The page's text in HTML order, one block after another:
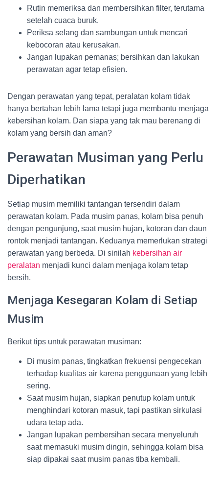
Rutin memeriksa dan membersihkan filter, terutama
setelah cuaca buruk.
Periksa selang dan sambungan untuk mencari
kebocoran atau kerusakan.
Jangan lupakan pemanas; bersihkan dan lakukan
perawatan agar tetap efisien.
Dengan perawatan yang tepat, peralatan kolam tidak
hanya bertahan lebih lama tetapi juga membantu menjaga
kebersihan kolam. Dan siapa yang tak mau berenang di
kolam yang bersih dan aman?
Perawatan Musiman yang Perlu
Diperhatikan
Setiap musim memiliki tantangan tersendiri dalam
perawatan kolam. Pada musim panas, kolam bisa penuh
dengan pengunjung, saat musim hujan, kotoran dan daun
rontok menjadi tantangan. Keduanya memerlukan strategi
perawatan yang berbeda. Di sinilah kebersihan air
peralatan menjadi kunci dalam menjaga kolam tetap
bersih.
Menjaga Kesegaran Kolam di Setiap
Musim
Berikut tips untuk perawatan musiman:
Di musim panas, tingkatkan frekuensi pengecekan
terhadap kualitas air karena penggunaan yang lebih
sering.
Saat musim hujan, siapkan penutup kolam untuk
menghindari kotoran masuk, tapi pastikan sirkulasi
udara tetap ada.
Jangan lupakan pembersihan secara menyeluruh
saat memasuki musim dingin, sehingga kolam bisa
siap dipakai saat musim panas tiba kembali.